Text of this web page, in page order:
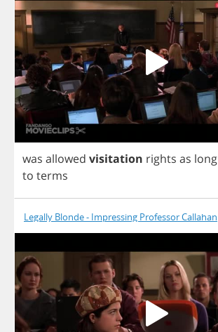
was allowed visitation rights as long
to terms
Legally Blonde - Impressing Professor Callahan